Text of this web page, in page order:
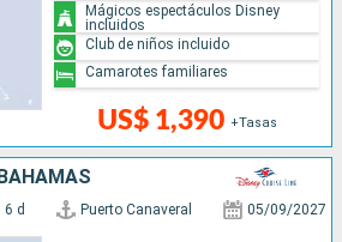
US$ 1,390 +Tasas
Mágicos espectáculos Disney
incluidos
Club de niños incluido
Camarotes familiares
6 d Puerto Canaveral 05/09/2027